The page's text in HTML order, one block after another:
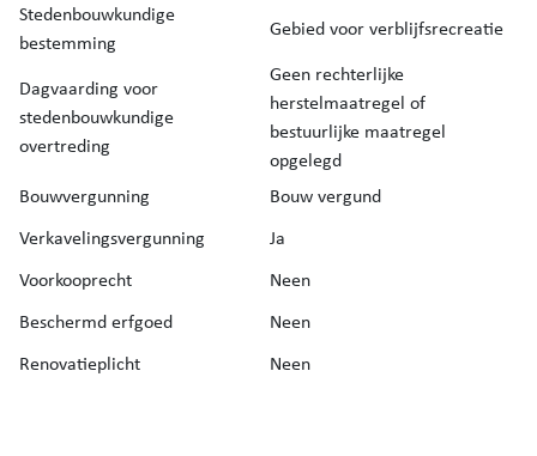
Stedenbouwkundige
bestemming
Gebied voor verblijfsrecreatie
Dagvaarding voor
stedenbouwkundige
overtreding
Geen rechterlijke
herstelmaatregel of
bestuurlijke maatregel
opgelegd
Bouwvergunning
Bouw vergund
Verkavelingsvergunning
Ja
Voorkooprecht
Neen
Beschermd erfgoed
Neen
Renovatieplicht
Neen